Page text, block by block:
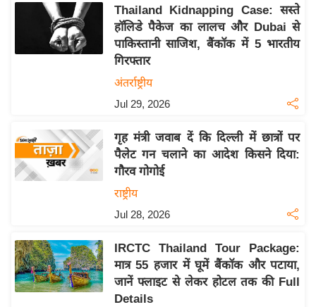
रा
क्रि
के
ट
L
2
0
2
Thailand Kidnapping Case: सस्ते
हॉलिडे पैकेज का लालच और Dubai से
पाकिस्तानी साजिश, बैंकॉक में 5 भारतीय
गिरफ्तार
अंतर्राष्ट्रीय
Jul 29, 2026
गृह मंत्री जवाब दें कि दिल्ली में छात्रों पर
पैलेट गन चलाने का आदेश किसने दिया:
गौरव गोगोई
राष्ट्रीय
Jul 28, 2026
IRCTC Thailand Tour Package:
मात्र 55 हजार में घूमें बैंकॉक और पटाया,
जानें फ्लाइट से लेकर होटल तक की Full
Details